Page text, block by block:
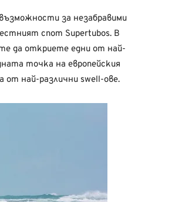
за незабравими
спот Supertubos. В
да откриете едни от най-
точка на европейския
от най-различни swell-ове.